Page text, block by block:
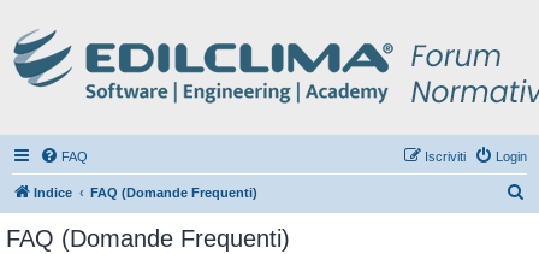
FAQ Login
Iscriviti
Indice FAQ (Domande Frequenti)
FAQ (Domande Frequenti)